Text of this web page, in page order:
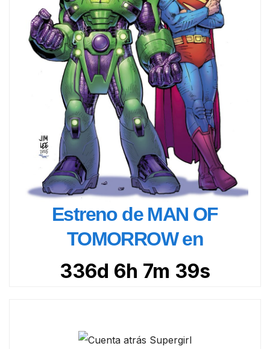
Estreno de MAN OF
TOMORROW en
336d 6h 7m 37s